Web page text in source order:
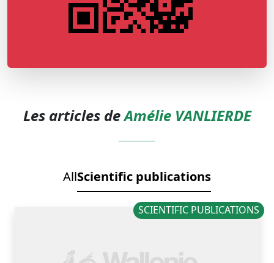
Les articles deAmélie VANLIERDE
AllScientific publications
SCIENTIFIC PUBLICATIONS